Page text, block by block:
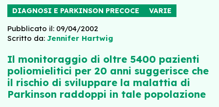
DIAGNOSI E PARKINSON PRECOCE VARIE
Pubblicato il: 09/04/2002
Scritto da: Jennifer Hartwig
Il monitoraggio di oltre 5400 pazienti
poliomielitici per 20 anni suggerisce che
il rischio di sviluppare la malattia di
Parkinson raddoppi in tale popolazione